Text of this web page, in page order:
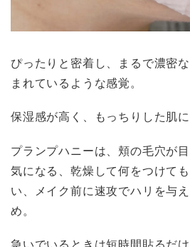
ぴったりと密着し、まるで濃密
まれているような感覚。
保湿感が高く、もっちりした肌に
プランプハニーは、頬の毛穴が
気になる、乾燥して何をつけて
い、メイク前に速攻でハリを与
め。
急いでいるときは短時間貼るだ